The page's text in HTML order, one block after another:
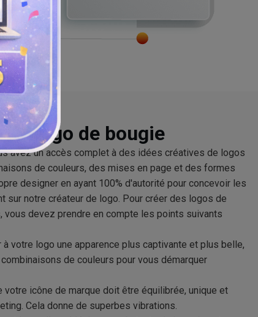
logo de bougie
avez un accès complet à des idées créatives de logos
de couleurs, des mises en page et des formes
designer en ayant 100% d'autorité pour concevoir les
sur notre créateur de logo. Pour créer des logos de
devez prendre en compte les points suivants
à votre logo une apparence plus captivante et plus belle,
de couleurs pour vous démarquer
votre icône de marque doit être équilibrée, unique et
Cela donne de superbes vibrations.